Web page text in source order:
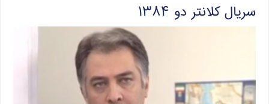
سریال کلانتر دو ۱۳۸۴